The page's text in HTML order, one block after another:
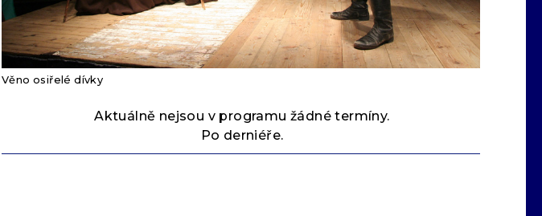
Věno osiřelé dívky
Aktuálně nejsou v programu žádné termíny.
Po derniéře.